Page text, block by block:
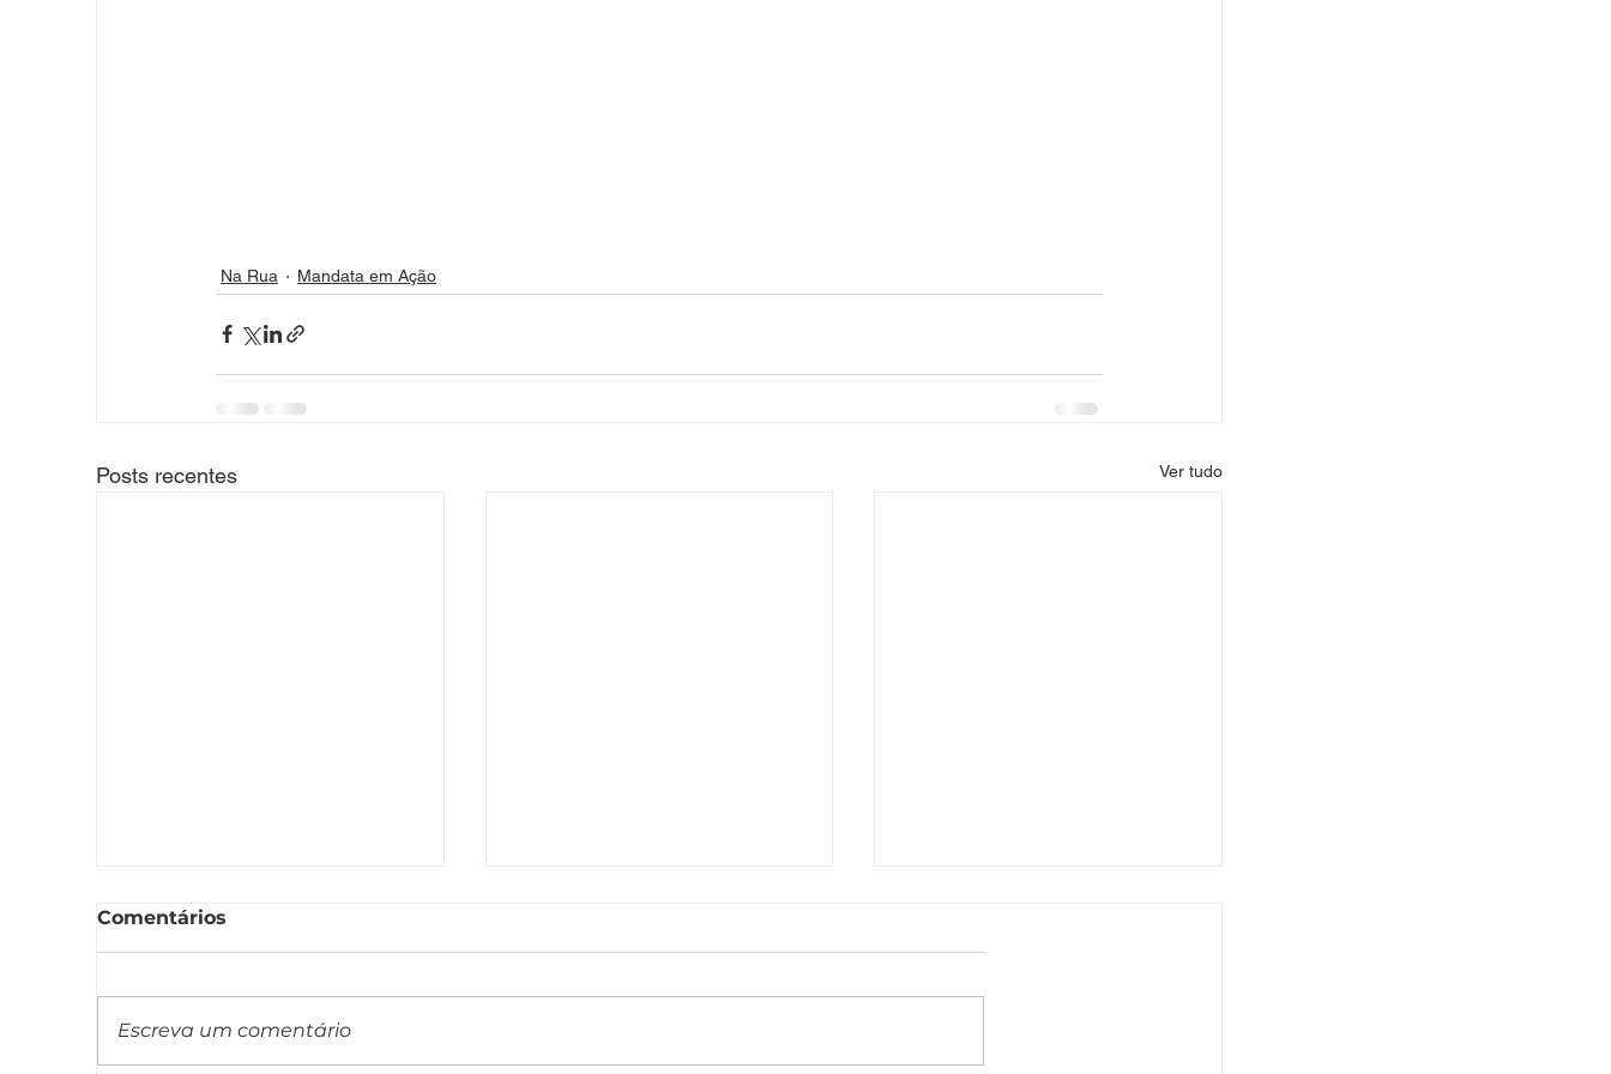
Na Rua Mandata em Ação
Posts recentes Ver tudo
Comentários
Escreva um comentário